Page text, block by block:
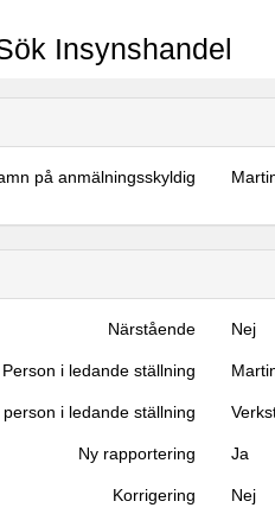
Insynshandel
på anmälningsskyldig
Närstående Nej
Person i ledande ställning
i ledande ställning
Ny rapportering Ja
Korrigering Nej